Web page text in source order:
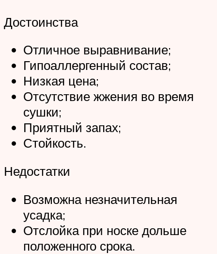
Достоинства
Отличное выравнивание;
Гипоаллергенный состав;
Низкая цена;
Отсутствие жжения во время
сушки;
Приятный запах;
Стойкость.
Недостатки
Возможна незначительная
усадка;
Отслойка при носке дольше
положенного срока.